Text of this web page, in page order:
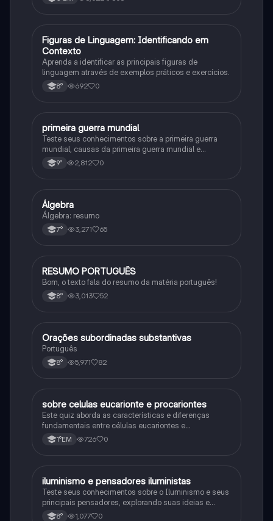
FPortuguês
Figuras de Linguagem: Identificando em
Contexto
Aprenda a identificar as principais figuras de
linguagem através de exemplos práticos e exercícios.
8° 692 0
História
primeira guerra mundial
Teste seus conhecimentos sobre a primeira guerra
mundial, causas da primeira guerra mundial e
consequências da Primeira Guerra Mundial, fases da
primeira guerra mundial
9° 2,812 0
Matematica
Álgebra
Álgebra: resumo
7° 3,271 65
Português
RESUMO PORTUGUÊS
Bom, o texto fala do resumo da matéria português!
8° 3,013 52
Português
Orações subordinadas substantivas
Português
8° 5,971 82
Biologia
sobre celulas eucarionte e procariontes
Este quiz aborda as características e diferenças
fundamentais entre células eucariontes e
procariontes.
1°EM 726 0
História
iluminismo e pensadores iluministas
Teste seus conhecimentos sobre o Iluminismo e seus
principais pensadores, explorando suas ideias e
impacto histórico.
8° 1,077 0